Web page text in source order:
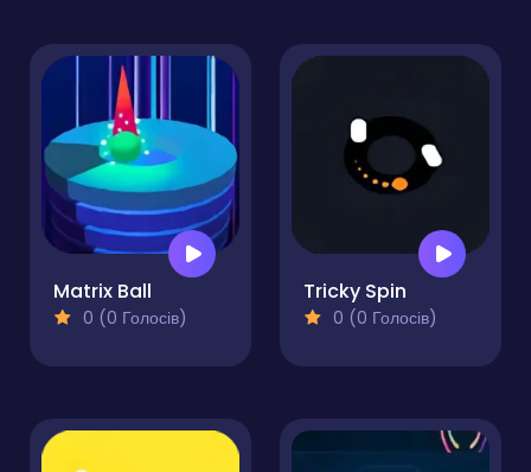
Matrix Ball
0 (0 Голосів)
Tricky Spin
0 (0 Голосів)